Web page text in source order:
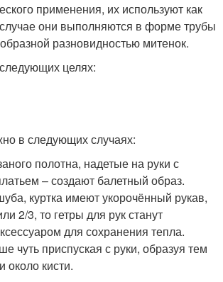
применения, их используют как
они выполняются в форме трубы
разновидностью митенок.
целях:
в следующих случаях:
полотна, надетые на руки с
– создают балетный образ.
куртка имеют укорочённый рукав,
2/3, то гетры для рук станут
для сохранения тепла.
чуть приспуская с руки, образуя тем
около кисти.